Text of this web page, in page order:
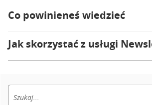
Co powinieneś wiedzieć
Jak skorzystać z usługi